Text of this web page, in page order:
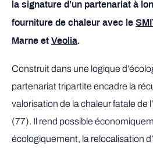
la signature d’un partenariat à
fourniture de chaleur avec le
Marne et Veolia.
Construit dans une logique
partenariat tripartite encadre la
valorisation de la chaleur fatale de
(77). Il rend possible
écologiquement, la relocalisation